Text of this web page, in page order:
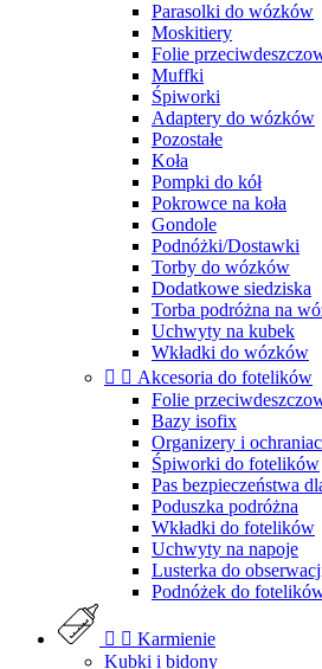
Parasolki do wózków
Moskitiery
Folie
Muffki
Śpiworki
Adaptery do wózków
Pozostałe
Koła
Pompki do kół
Pokrowce na koła
Gondole
Podnóżki/Dostawki
Torby do wózków
Dodatkowe siedziska
Torba podróżna na
Uchwyty na kubek
Wkładki do wózków
  Akcesoria do fotelików
Folie
Bazy isofix
Organizery i
Śpiworki do fotelików
Pas bezpieczeństwa
Poduszka podróżna
Wkładki do fotelików
Uchwyty na napoje
Lusterka do
Podnóżek do
  Karmienie
Kubki i bidony